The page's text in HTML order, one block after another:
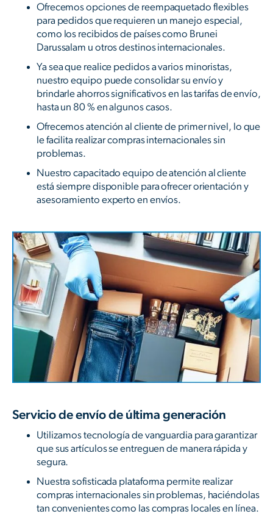
Ofrecemos opciones de reempaquetado flexibles
para pedidos que requieren un manejo especial,
como los recibidos de países como Brunei
Darussalam u otros destinos internacionales.
Ya sea que realice pedidos a varios minoristas,
nuestro equipo puede consolidar su envío y
brindarle ahorros significativos en las tarifas de envío,
hasta un 80 % en algunos casos.
Ofrecemos atención al cliente de primer nivel, lo que
le facilita realizar compras internacionales sin
problemas.
Nuestro capacitado equipo de atención al cliente
está siempre disponible para ofrecer orientación y
asesoramiento experto en envíos.
Servicio de envío de última generación
Utilizamos tecnología de vanguardia para garantizar
que sus artículos se entreguen de manera rápida y
segura.
Nuestra sofisticada plataforma permite realizar
compras internacionales sin problemas, haciéndolas
tan convenientes como las compras locales en línea.